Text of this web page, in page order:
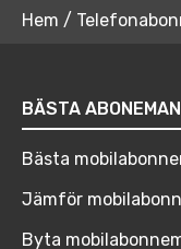
Hem /
BÄSTA
Bästa
Jämför
Byta